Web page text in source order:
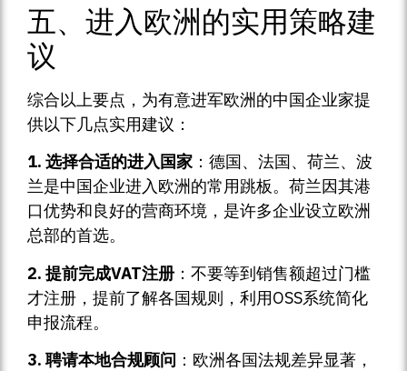
五、进入欧洲的实用策略建
议
综合以上要点，为有意进军欧洲的中国企业家提
供以下几点实用建议：
1. 选择合适的进入国家 ：德国、法国、荷兰、波
兰是中国企业进入欧洲的常用跳板。荷兰因其港
口优势和良好的营商环境，是许多企业设立欧洲
总部的首选。
2. 提前完成VAT注册 ：不要等到销售额超过门槛
才注册，提前了解各国规则，利用OSS系统简化
申报流程。
3. 聘请本地合规顾问 ：欧洲各国法规差异显著，